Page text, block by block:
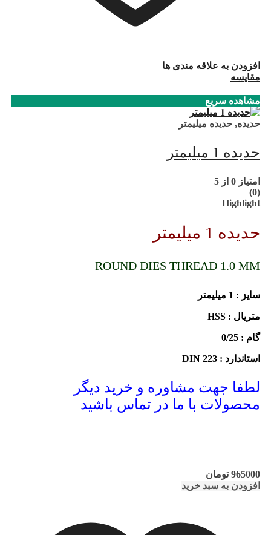
افزودن به علاقه مندی ها
مقایسه
مشاهده سریع
حدیده, حدیده میلیمتر
حدیده 1 میلیمتر
امتیاز 0 از 5
(0)
Highlight
حدیده 1 میلیمتر
ROUND DIES THREAD 1.0 MM
سایز : 1 میلیمتر
متریال : HSS
گام : 0/25
استاندارد : DIN 223
لطفا جهت مشاوره و خرید دیگر
محصولات با ما در تماس باشید
965000 تومان
افزودن به سبد خرید